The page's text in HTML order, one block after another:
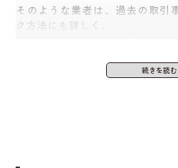
より来院されやすい整骨院にす
そのような業者は、過去の取引
ク方法にも詳しく、
また、居抜き契約に必要な書類